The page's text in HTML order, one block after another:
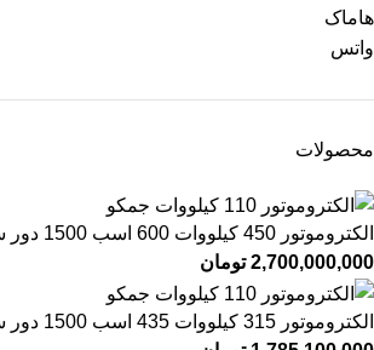
هاماک
واتس
محصولات
الکتروموتور 450 کیلووات 600 اسب 1500 دور سه فاز چدن جمکو
2,700,000,000 تومان
الکتروموتور 315 کیلووات 435 اسب 1500 دور سه فاز چدن جمکو